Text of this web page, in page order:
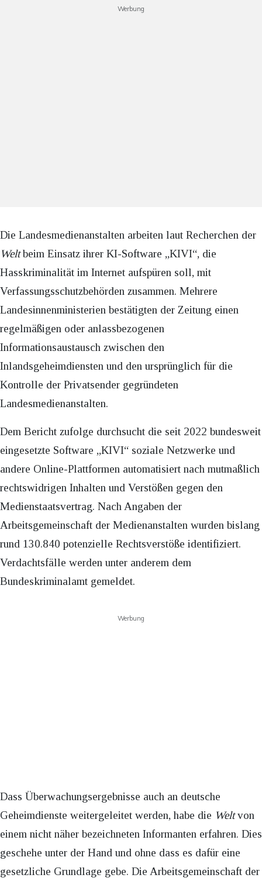
Werbung
Die Landesmedienanstalten arbeiten laut Recherchen der
Weltbeim Einsatz ihrer KI-Software „KIVI“, die
Hasskriminalität im Internet aufspüren soll, mit
Verfassungsschutzbehörden zusammen. Mehrere
Landesinnenministerien bestätigten der Zeitung einen
regelmäßigen oder anlassbezogenen
Informationsaustausch zwischen den
Inlandsgeheimdiensten und den ursprünglich für die
Kontrolle der Privatsender gegründeten
Landesmedienanstalten.
Dem Bericht zufolge durchsucht die seit 2022 bundesweit
eingesetzte Software „KIVI“ soziale Netzwerke und
andere Online-Plattformen automatisiert nach mutmaßlich
rechtswidrigen Inhalten und Verstößen gegen den
Medienstaatsvertrag. Nach Angaben der
Arbeitsgemeinschaft der Medienanstalten wurden bislang
rund 130.840 potenzielle Rechtsverstöße identifiziert.
Verdachtsfälle werden unter anderem dem
Bundeskriminalamt gemeldet.
Werbung
Dass Überwachungsergebnisse auch an deutsche
Geheimdienste weitergeleitet werden, habe die Weltvon
einem nicht näher bezeichneten Informanten erfahren. Dies
geschehe unter der Hand und ohne dass es dafür eine
gesetzliche Grundlage gebe. Die Arbeitsgemeinschaft der